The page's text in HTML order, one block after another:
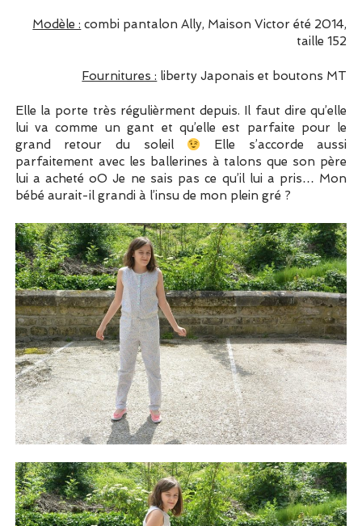
Modèle : combi pantalon Ally, Maison Victor été 2014,
taille 152
Fournitures : liberty Japonais et boutons MT
Elle la porte très régulièrment depuis. Il faut dire qu’elle
lui va comme un gant et qu’elle est parfaite pour le
grand retour du soleil
Elle s’accorde aussi
parfaitement avec les ballerines à talons que son père
lui a acheté oO Je ne sais pas ce qu’il lui a pris… Mon
bébé aurait-il grandi à l’insu de mon plein gré ?